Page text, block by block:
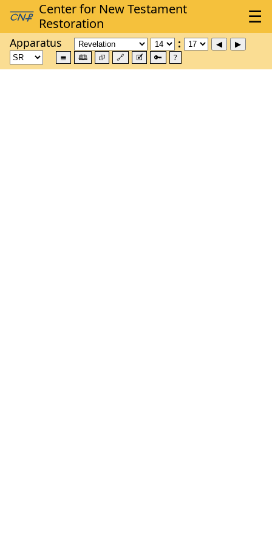
Apparatus
≣ 🕮 ⮺ 🔗 🗹 🔑 ?